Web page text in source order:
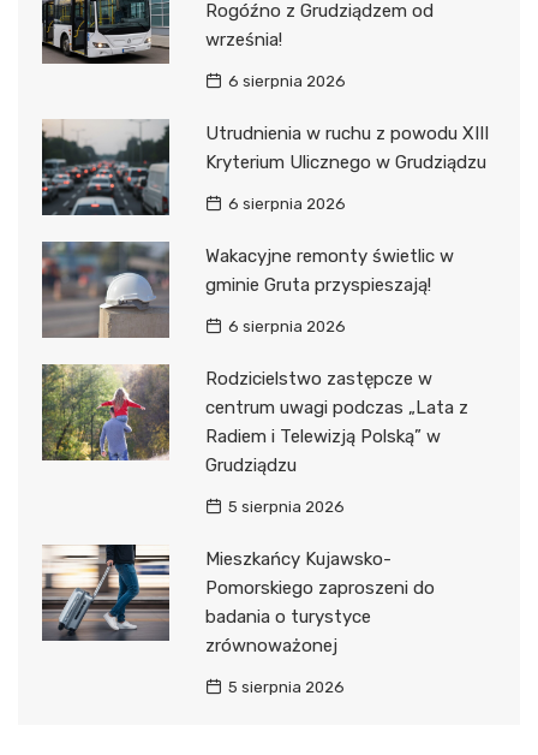
Rogóźno z Grudziądzem od
września!
6 sierpnia 2026
Utrudnienia w ruchu z powodu XIII
Kryterium Ulicznego w Grudziądzu
6 sierpnia 2026
Wakacyjne remonty świetlic w
gminie Gruta przyspieszają!
6 sierpnia 2026
Rodzicielstwo zastępcze w
centrum uwagi podczas „Lata z
Radiem i Telewizją Polską” w
Grudziądzu
5 sierpnia 2026
Mieszkańcy Kujawsko-
Pomorskiego zaproszeni do
badania o turystyce
zrównoważonej
5 sierpnia 2026